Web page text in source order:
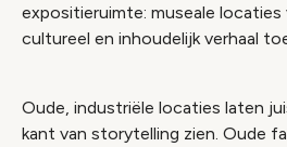
expositieruimte: museale
cultureel en inhoudelijk verhaal
Oude, industriële locaties laten
kant van storytelling zien. Oude